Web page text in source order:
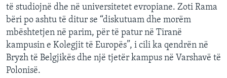
të studiojnë dhe në universitetet evropiane. Zoti Rama
bëri po ashtu të ditur se “diskutuam dhe morëm
mbështetjen në parim, për të patur në Tiranë
kampusin e Kolegjit të Europës”, i cili ka qendrën në
Bryzh të Belgjikës dhe një tjetër kampus në Varshavë të
Polonisë.